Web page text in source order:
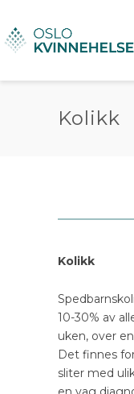
Kolikk
Kolikk
10-30% av
uken, over
Det finnes
sliter med